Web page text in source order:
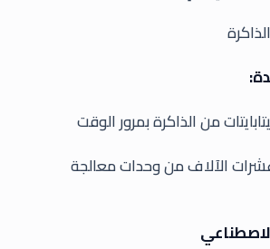
من الذاكرة بمرور الوقت
الآلاف من وحدات معالجة